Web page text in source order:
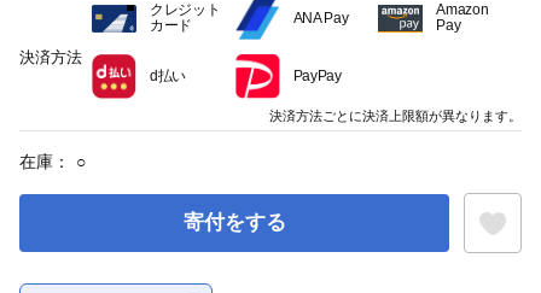
在庫： ○
寄付をする
決済方法
クレジット
カード
ANA Pay
Amazon
Pay
d払い PayPay
決済方法ごとに決済上限額が異なります。